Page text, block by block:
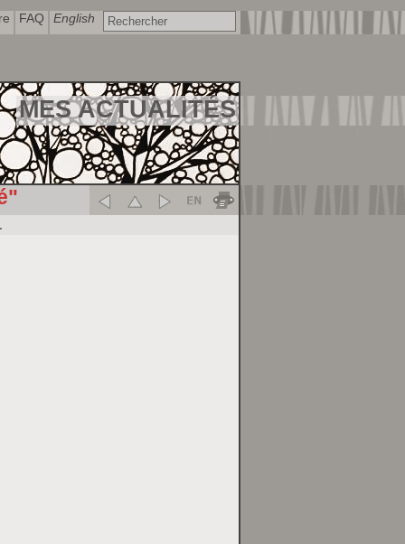
MES ACTUALITÉS
FAQ English